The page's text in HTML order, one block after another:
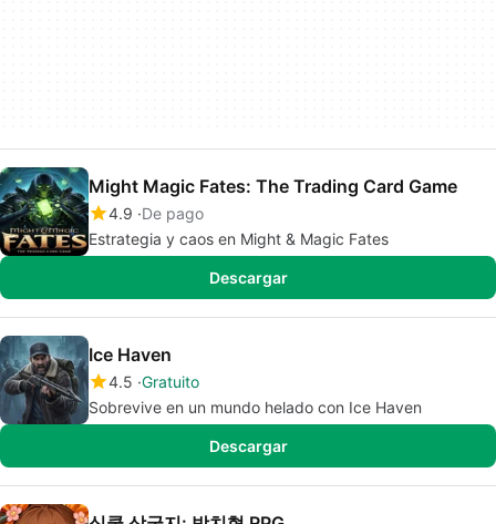
Might Magic Fates: The Trading Card Game
4.9 De pago
Estrategia y caos en Might & Magic Fates
Descargar
Ice Haven
4.5 Gratuito
Sobrevive en un mundo helado con Ice Haven
Descargar